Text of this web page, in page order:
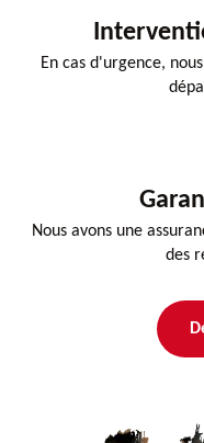
En cas d'urgence,
Nous avons une
des